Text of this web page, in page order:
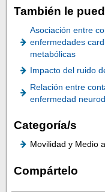
También le
Asociación entre
enfermedades
metabólicas
Impacto del ruido
Relación entre
enfermedad
Categoría/s
Movilidad y Medio
Compártelo